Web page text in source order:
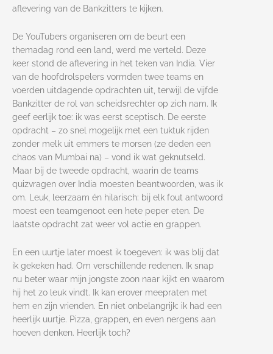
aflevering van de Bankzitters te kijken.
De YouTubers organiseren om de beurt een
themadag rond een land, werd me verteld. Deze
keer stond de aflevering in het teken van India. Vier
van de hoofdrolspelers vormden twee teams en
voerden uitdagende opdrachten uit, terwijl de vijfde
Bankzitter de rol van scheidsrechter op zich nam. Ik
geef eerlijk toe: ik was eerst sceptisch. De eerste
opdracht – zo snel mogelijk met een tuktuk rijden
zonder melk uit emmers te morsen (ze deden een
chaos van Mumbai na) – vond ik wat geknutseld.
Maar bij de tweede opdracht, waarin de teams
quizvragen over India moesten beantwoorden, was ik
om. Leuk, leerzaam én hilarisch: bij elk fout antwoord
moest een teamgenoot een hete peper eten. De
laatste opdracht zat weer vol actie en grappen.
En een uurtje later moest ik toegeven: ik was blij dat
ik gekeken had. Om verschillende redenen. Ik snap
nu beter waar mijn jongste zoon naar kijkt en waarom
hij het zo leuk vindt. Ik kan erover meepraten met
hem en zijn vrienden. En niet onbelangrijk: ik had een
heerlijk uurtje. Pizza, grappen, en even nergens aan
hoeven denken. Heerlijk toch?